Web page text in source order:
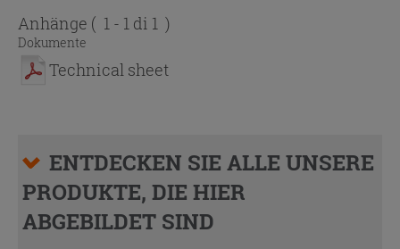
Anhänge ( 1 - 1 di 1 )
Dokumente
Technical sheet
ENTDECKEN SIE ALLE UNSERE
PRODUKTE, DIE HIER
ABGEBILDET SIND